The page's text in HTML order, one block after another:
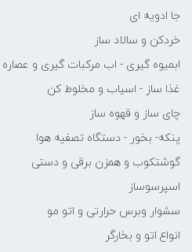
جا ادویه ای
خردکن و سالاد ساز
ابمیوه گیری - اب مرکبات گیری و
غذا ساز - اسیاب و مخلوط کن
چای ساز و قهوه ساز
پنکه- بخور - دستگاه تصفیه هوا
گوشتکوب و همزن برقی و دستی
اسپرسوساز
سشوار وبرس حرارتی و اتو مو
انواع اتو و بخارگر